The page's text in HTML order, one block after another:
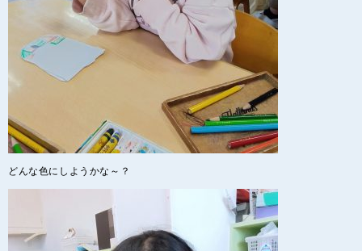
どんな色にしようかな～？